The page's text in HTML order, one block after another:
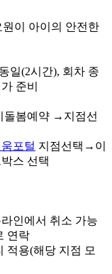
이 아이의 안전한
일(2시간), 회차 종
준비
돌봄예약 →지점선
포털 지점선택→이
스 선택
인에서 취소 가능
연락
적용(해당 지점 모